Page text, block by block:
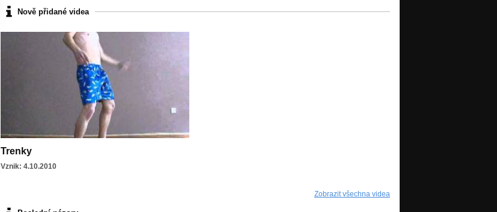
Nově přidané videa
Trenky
Vznik: 4.10.2010
Zobrazit všechna videa